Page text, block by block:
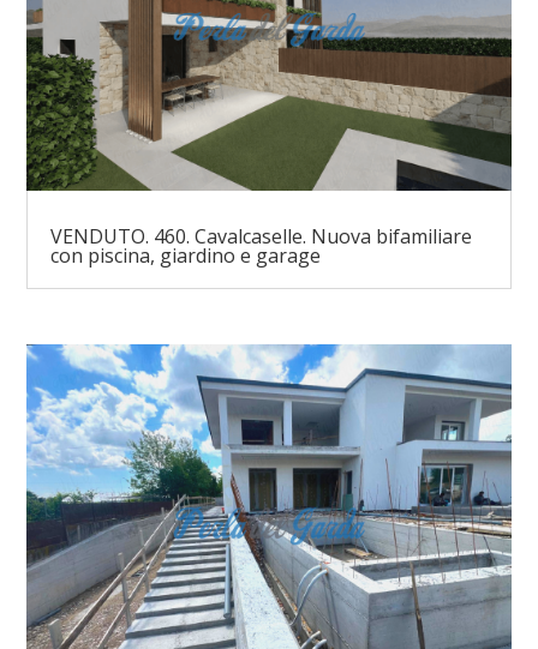
VENDUTO. 460. Cavalcaselle. Nuova bifamiliare
con piscina, giardino e garage